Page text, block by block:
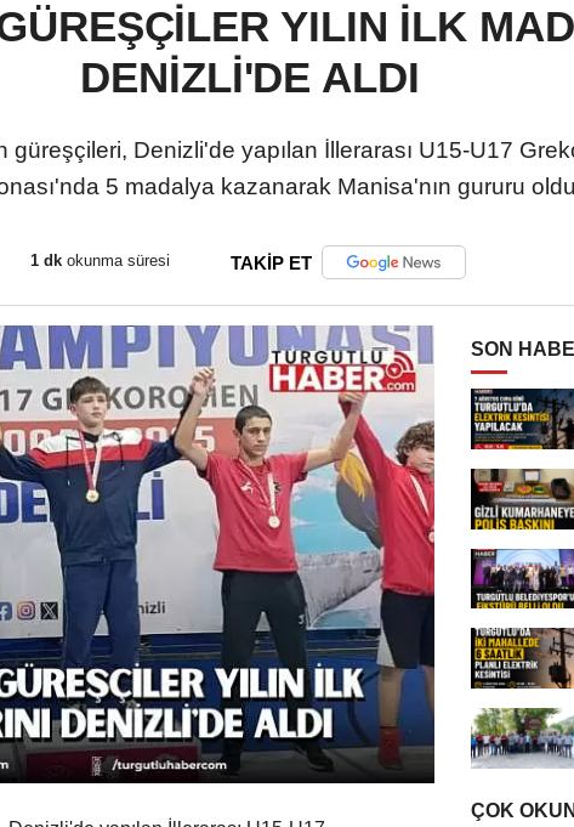
YILIN İLK
DENİZLİ'DE ALDI
Denizli'de yapılan İllerarası U15-U17
5 madalya kazanarak Manisa'nın gururu
1 dk okunma süresi TAKİP ET
SON
ÇOK